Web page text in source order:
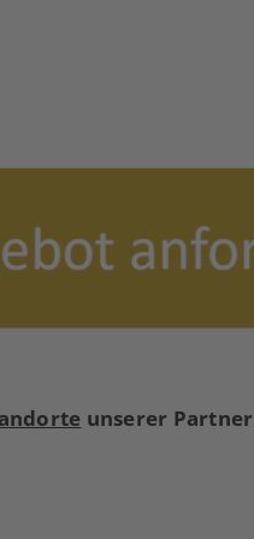
unserer